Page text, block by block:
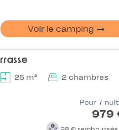
Voir le camping
25 m² 2 chambres
Pour 7
979